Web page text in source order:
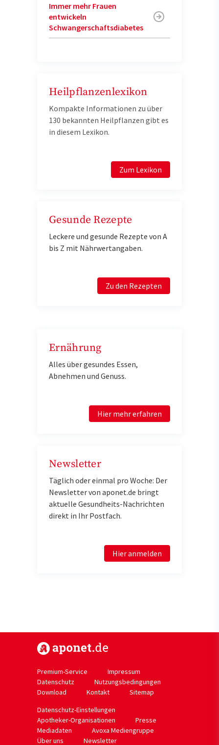
Immer mehr Frauen
entwickeln
Schwangerschaftsdiabetes
Heilpflanzenlexikon
Kompakte Informationen zu über
130 bekannten Heilpflanzen gibt es
in diesem Lexikon.
Zum Lexikon
Gesunde Rezepte
Leckere und gesunde Rezepte von A
bis Z mit Nährwertangaben.
Zu den Rezepten
Ernährung
Alles über gesundes Essen,
Abnehmen und Genuss.
Hier mehr erfahren
Newsletter
Täglich oder einmal pro Woche: Der
Newsletter von aponet.de bringt
aktuelle Gesundheits-Nachrichten
direkt in Ihr Postfach.
Hier anmelden
Premium-Service
Impressum
Datenschutz
Nutzungsbedingungen
Download
Kontakt
Sitemap
Datenschutz-Einstellungen
Apotheker-Organisationen
Presse
Mediadaten
Avoxa Mediengruppe
Über uns
Newsletter